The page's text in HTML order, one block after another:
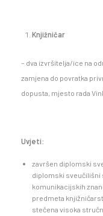
Knjižničar
– dva izvršitelja/ice na
zamjena do povratka
dopusta, mjesto rada
Uvjeti:
završen diplomski
diplomski sveučilišni
komunikacijskih
predmeta
stečena visoka